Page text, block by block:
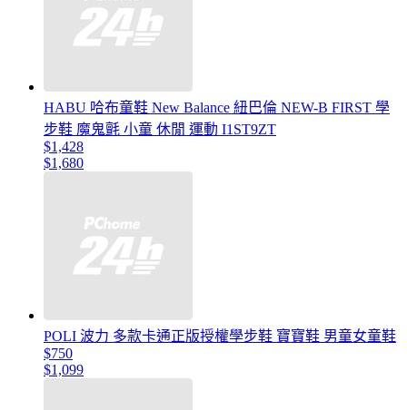
HABU 哈布童鞋 New Balance 紐巴倫 NEW-B FIRST 學
步鞋 魔鬼氈 小童 休閒 運動 I1ST9ZT
$1,428
$1,680
POLI 波力 多款卡通正版授權學步鞋 寶寶鞋 男童女童鞋
$750
$1,099